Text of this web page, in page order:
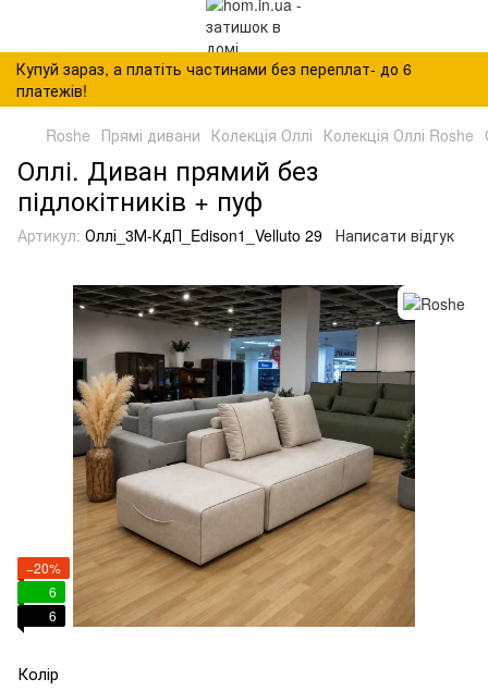
Купуй зараз, а платіть частинами без переплат- до 6
платежів!
Roshe Прямі дивани Колекція Оллі Колекція Оллі Roshe
Оллі. Диван прямий без
підлокітників + пуф
Артикул: Оллі_3М-КдП_Edison1_Velluto 29 Написати відгук
−20%
6
6
Колір